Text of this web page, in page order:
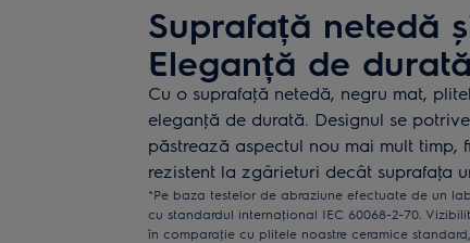
Suprafață netedă
Eleganță de durată
Cu o suprafaţă netedă, negru mat,
eleganţă de durată. Designul se
păstrează aspectul nou mai mult
rezistent la zgârieturi decât suprafaţa
*Pe baza testelor de abraziune efectuate de un
cu standardul internaţional IEC 60068-2-70.
în comparaţie cu plitele noastre ceramice